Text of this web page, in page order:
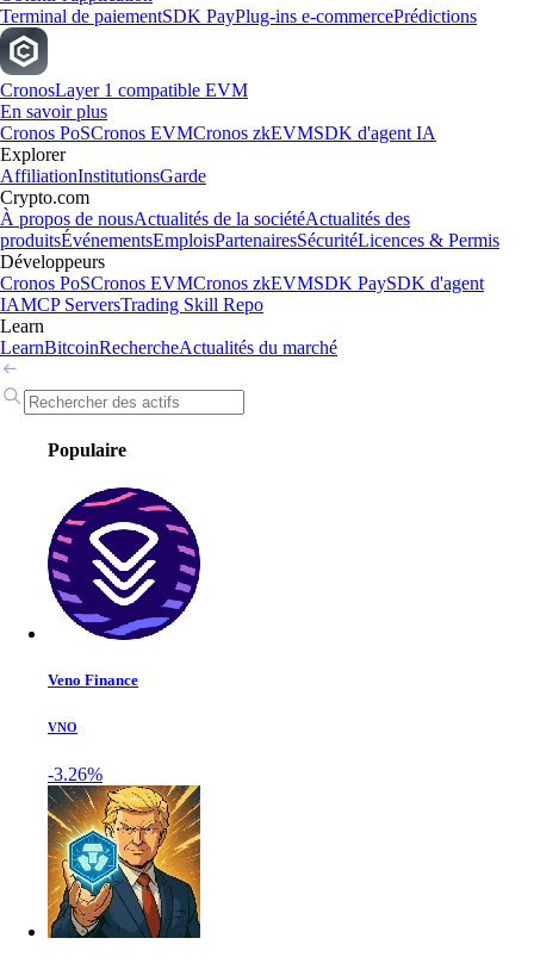
Terminal de paiementSDK PayPlug-ins e-commercePrédictions
CronosLayer 1 compatible EVM
En savoir plus
Cronos PoSCronos EVMCronos zkEVMSDK d'agent IA
Explorer
AffiliationInstitutionsGarde
Crypto.com
À propos de nousActualités de la sociétéActualités des
produitsÉvénementsEmploisPartenairesSécuritéLicences & Permis
Développeurs
Cronos PoSCronos EVMCronos zkEVMSDK PaySDK d'agent
IAMCP ServersTrading Skill Repo
Learn
LearnBitcoinRechercheActualités du marché
Populaire
Veno Finance
VNO
-3.26%